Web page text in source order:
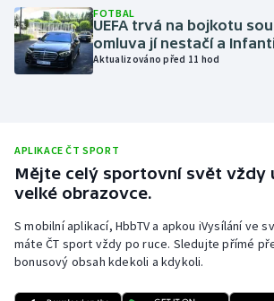
Plavání
Plážový volejbal
Short track
Sportovní střelba
FOTBAL
UEFA trvá na bojkotu
omluva jí nestačí a
Aktualizováno před 11 hod
APLIKACE ČT SPORT
Mějte celý sportovní svět vždy
velké obrazovce.
S mobilní aplikací, HbbTV a apkou iVysílání ve
máte ČT sport vždy po ruce. Sledujte přímé
bonusový obsah kdekoli a kdykoli.